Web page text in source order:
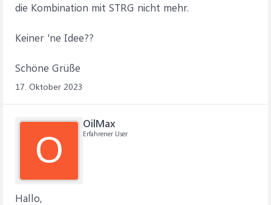
die Kombination mit STRG nicht mehr.
Keiner 'ne Idee??
Schöne Grüße
17. Oktober 2023
O
OilMax
Erfahrener User
Hallo,